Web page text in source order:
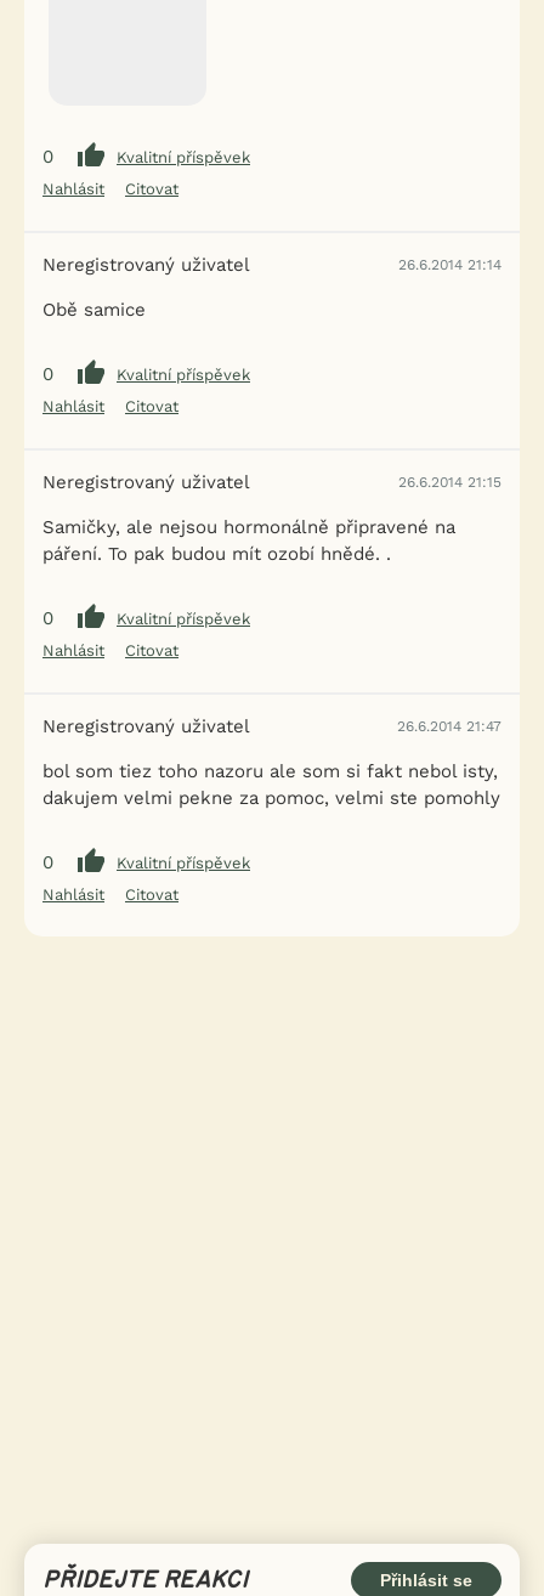
0
Kvalitní příspěvek
Nahlásit
Citovat
Neregistrovaný uživatel 26.6.2014 21:14
Obě samice
0
Kvalitní příspěvek
Nahlásit
Citovat
Neregistrovaný uživatel 26.6.2014 21:15
Samičky, ale nejsou hormonálně připravené na
páření. To pak budou mít ozobí hnědé. .
0
Kvalitní příspěvek
Nahlásit
Citovat
Neregistrovaný uživatel 26.6.2014 21:47
bol som tiez toho nazoru ale som si fakt nebol isty,
dakujem velmi pekne za pomoc, velmi ste pomohly
0
Kvalitní příspěvek
Nahlásit
Citovat
PŘIDEJTE REAKCI Přihlásit se